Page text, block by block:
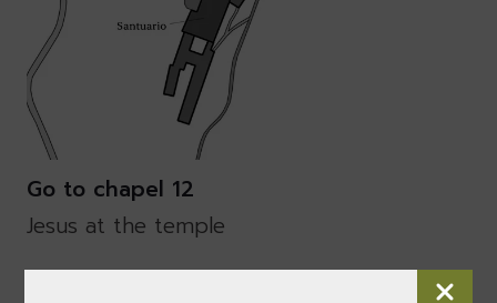
Go to chapel 12
Jesus at the temple